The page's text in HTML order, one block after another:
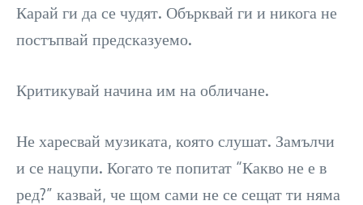
Карай ги да се чудят. Обърквай ги и никога не
постъпвай предсказуемо.
Критикувай начина им на обличане.
Не харесвай музиката, която слушат. Замълчи
и се нацупи. Когато те попитат “Какво не е в
ред?” казвай, че щом сами не се сещат ти няма